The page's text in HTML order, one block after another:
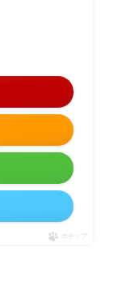
ポチップ